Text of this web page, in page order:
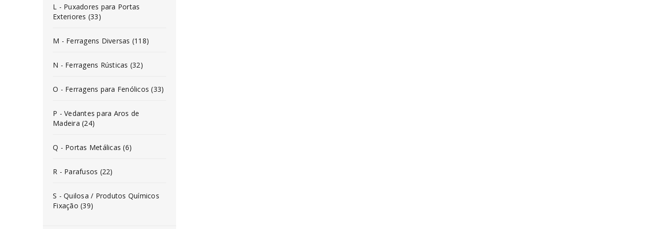
L - Puxadores para Portas
Exteriores (33)
M - Ferragens Diversas (118)
N - Ferragens Rústicas (32)
O - Ferragens para Fenólicos (33)
P - Vedantes para Aros de
Madeira (24)
Q - Portas Metálicas (6)
R - Parafusos (22)
S - Quilosa / Produtos Químicos
Fixação (39)